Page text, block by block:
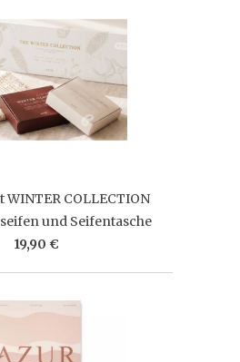
WINTER COLLECTION
und Seifentasche
19,90 €